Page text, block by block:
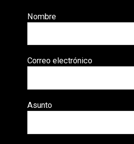
Nombre
Correo electrónico
Asunto